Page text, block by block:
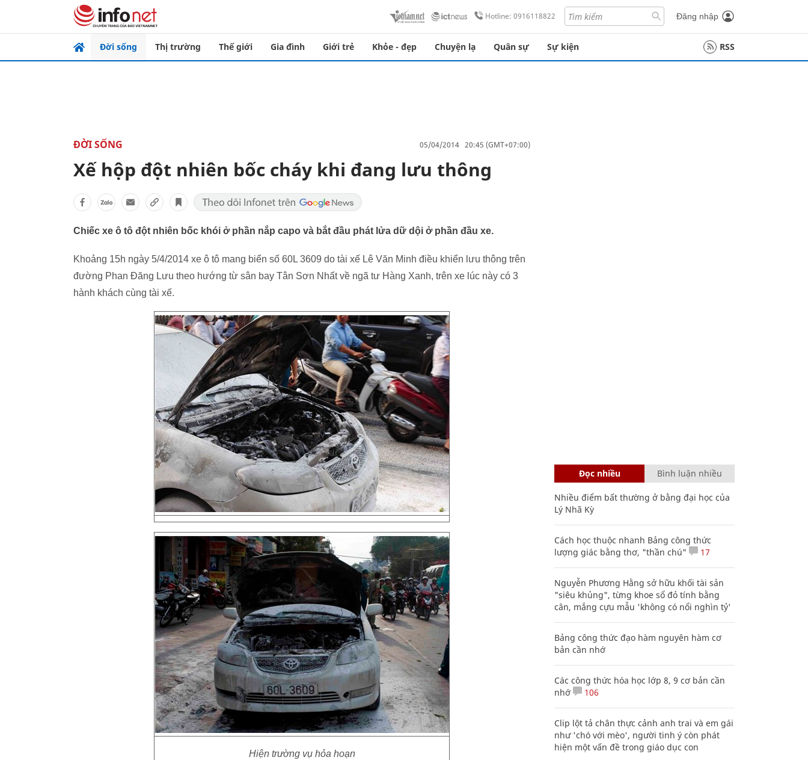
Hotline: 0916118822 Đăng nhập
Đời sống Thị trường Thế giới Gia đình Giới trẻ Khỏe - đẹp Chuyện lạ Quân sự Sự kiện RSS
ĐỜI SỐNG 05/04/2014 20:45 (GMT+07:00)
Xế hộp đột nhiên bốc cháy khi đang lưu thông
Chiếc xe ô tô đột nhiên bốc khói ở phần nắp capo và bắt đầu phát lửa dữ dội ở phần đầu xe.
Khoảng 15h ngày 5/4/2014 xe ô tô mang biển số 60L 3609 do tài xế Lê Văn Minh điều khiển lưu thông trên
đường Phan Đăng Lưu theo hướng từ sân bay Tân Sơn Nhất về ngã tư Hàng Xanh, trên xe lúc này có 3
hành khách cùng tài xế.
Hiện trường vụ hỏa hoạn
Đọc nhiều Bình luận nhiều
Nhiều điểm bất thường ở bằng đại học của
Lý Nhã Kỳ
Cách học thuộc nhanh Bảng công thức
lượng giác bằng thơ, "thần chú"
17
Nguyễn Phương Hằng sở hữu khối tài sản
"siêu khủng", từng khoe sổ đỏ tính bằng
cân, mắng cựu mẫu 'không có nổi nghìn tỷ'
Bảng công thức đạo hàm nguyên hàm cơ
bản cần nhớ
Các công thức hóa học lớp 8, 9 cơ bản cần
nhớ
106
Clip lột tả chân thực cảnh anh trai và em gái
như 'chó với mèo', người tinh ý còn phát
hiện một vấn đề trong giáo dục con